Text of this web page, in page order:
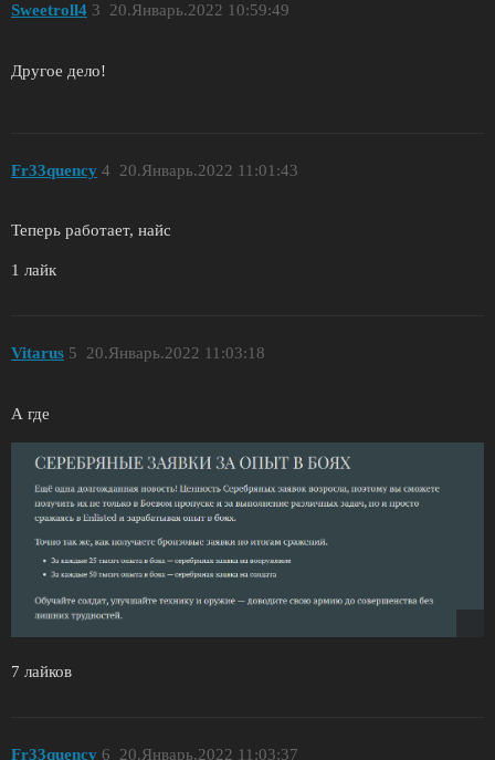
Sweetroll4 20.Январь.2022 10:59:49
3
Другое дело!
Fr33quency 20.Январь.2022 11:01:43
4
Теперь работает, найс
1 лайк
Vitarus 20.Январь.2022 11:03:18
5
А где
7 лайков
Fr33quency 20.Январь.2022 11:03:37
6